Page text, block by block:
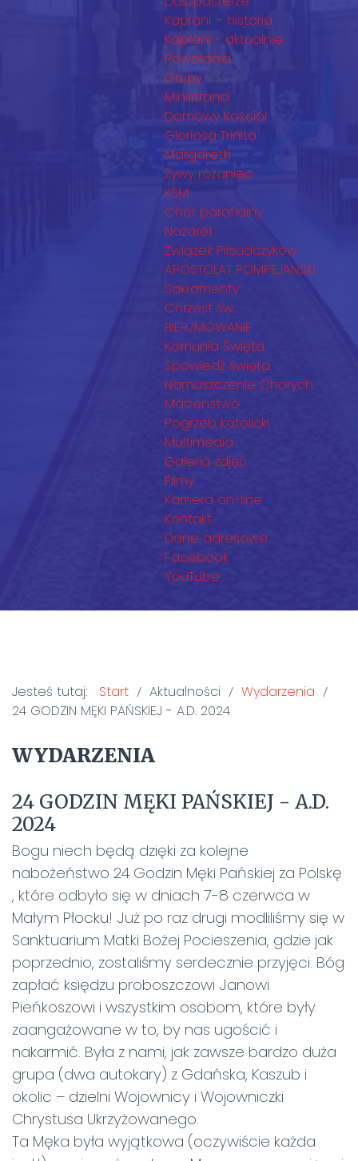
Kapłani – historia
Kapłani - aktualnie
Powołania
Grupy
Ministranci
Domowy Kościół
Gloriosa Trinita
Margaretki
Żywy różaniec
KSM
Chór parafialny
Nazaret
Związek Piłsudczyków
APOSTOLAT POMPEJAŃSKI
Sakramenty
Chrzest św.
BIERZMOWANIE
Komunia Święta
Spowiedź święta
Namaszczenie Chorych
Małżeństwo
Pogrzeb katolicki
Multimedia
Galeria zdjęć
Filmy
Kamera on-line
Kontakt
Dane adresowe
Facebook
YouTube
Jesteś tutaj: Start Aktualności
Wydarzenia
24 GODZIN MĘKI PAŃSKIEJ - A.D. 2024
WYDARZENIA
24 GODZIN MĘKI PAŃSKIEJ - A.D.
2024
Bogu niech będą dzięki za kolejne
nabożeństwo 24 Godzin Męki Pańskiej za Polskę
, które odbyło się w dniach 7-8 czerwca w
Małym Płocku! Już po raz drugi modliliśmy się w
Sanktuarium Matki Bożej Pocieszenia, gdzie jak
poprzednio, zostaliśmy serdecznie przyjęci. Bóg
zapłać księdzu proboszczowi Janowi
Pieńkoszowi i wszystkim osobom, które były
zaangażowane w to, by nas ugościć i
nakarmić. Była z nami, jak zawsze bardzo duża
grupa (dwa autokary) z Gdańska, Kaszub i
okolic – dzielni Wojownicy i Wojowniczki
Chrystusa Ukrzyżowanego.
Ta Męka była wyjątkowa (oczywiście każda